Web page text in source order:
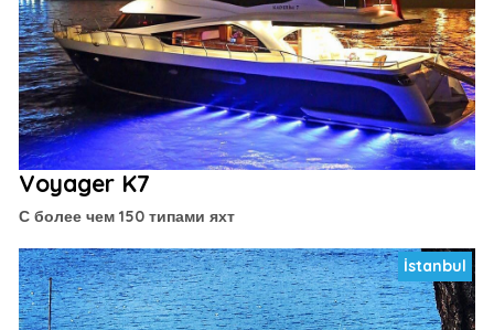
Voyager K7
С более чем 150 типами яхт
İstanbul